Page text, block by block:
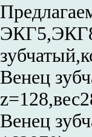
Венец
Венец